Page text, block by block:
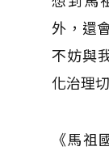
外，還
不妨與
化治理
《馬祖